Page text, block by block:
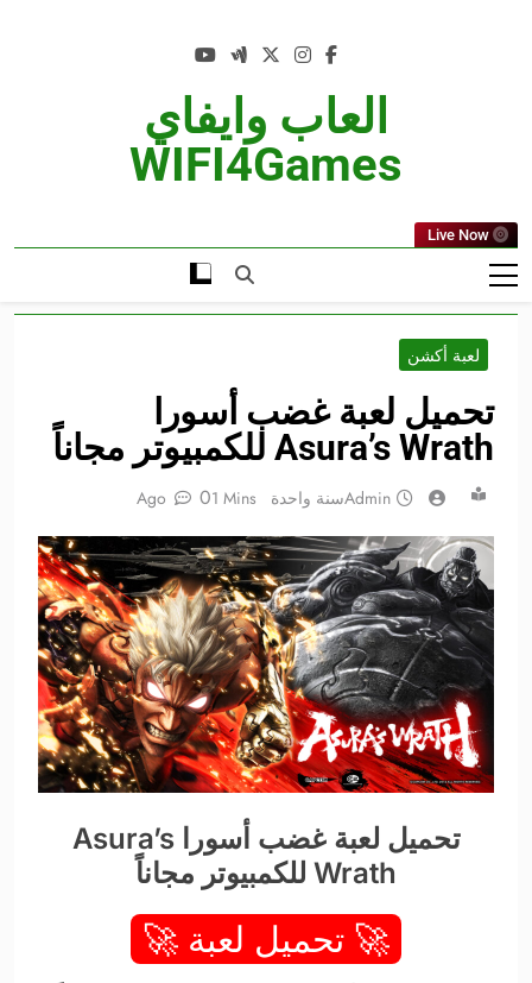
العاب وايفاي
WIFI4Games
Live Now
لعبة أكشن
تحميل لعبة غضب أسورا
Asura’s Wrath للكمبيوتر مجاناً
Adminسنة واحدة Ago 01 Mins
تحميل لعبة غضب أسورا Asura’s
Wrath للكمبيوتر مجاناً
🚀 تحميل لعبة 🚀